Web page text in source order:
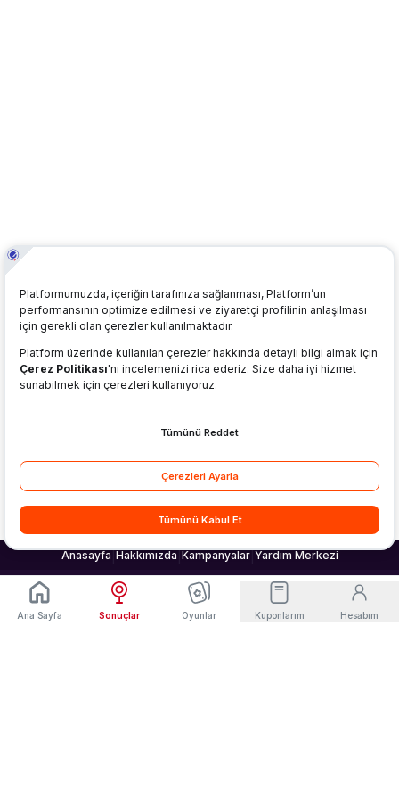
Müşterek
Bahis
Sabit İhtimalli
Ana Sayfa Sonuçlar Oyunlar Kuponlarım Hesabım
Anasayfa|Hakkımızda|Kampanyalar|Yardım Merkezi